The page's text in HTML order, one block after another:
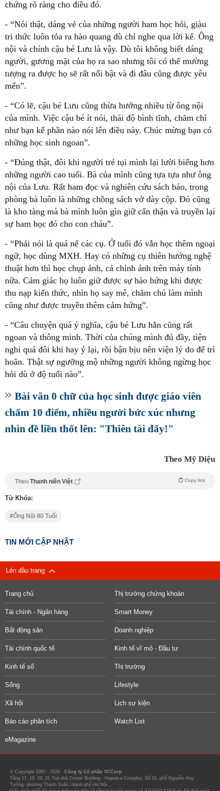
chứng rõ ràng cho điều đó.
- “Nói thật, dáng vẻ của những người ham học hỏi, giàu
tri thức luôn tỏa ra hào quang dù chỉ nghe qua lời kể. Ông
nội và chính cậu bé Lưu là vậy. Dù tôi không biết dáng
người, gương mặt của họ ra sao nhưng tôi có thể mường
tượng ra được họ sẽ rất nổi bật và đi đâu cũng được yêu
mến”.
- “Có lẽ, cậu bé Lưu cũng thừa hưởng nhiều từ ông nội
của mình. Việc cậu bé ít nói, thái độ bình tĩnh, chăm chỉ
như bạn kể phần nào nói lên điều này. Chúc mừng bạn có
những học sinh ngoan”.
- “Đúng thật, đôi khi người trẻ tụi mình lại lười biếng hơn
những người cao tuổi. Bà của mình cũng tựa tựa như ông
nội của Lưu. Rất ham đọc và nghiên cứu sách báo, trong
phòng bà luôn là những chồng sách vở dày cộp. Đó cũng
là kho tàng mà bà mình luôn gìn giữ cẩn thận và truyền lại
sự ham học đó cho con cháu”.
- “Phải nói là quá nể các cụ. Ở tuổi đó vẫn học thêm ngoại
ngữ, học dùng MXH. Hay có những cụ thiên hướng nghệ
thuật hơn thì học chụp ảnh, cả chỉnh ảnh trên máy tính
nữa. Cảm giác họ luôn giữ được sự hào hứng khi được
thu nạp kiến thức, nhìn họ say mê, chăm chú làm mình
cũng như được truyền thêm cảm hứng”.
- “Câu chuyện quá ý nghĩa, cậu bé Lưu hẳn cũng rất
ngoan và thông minh. Thời của chúng mình đủ đầy, tiện
nghi quá đôi khi hay ỷ lại, rồi bận bịu nên viện lý do để trì
hoãn. Thật sự ngưỡng mộ những người không ngừng học
hỏi dù ở độ tuổi nào”.
Bài văn 0 chữ của học sinh được giáo viên
chấm 10 điểm, nhiều người bức xúc nhưng
nhìn đề liền thốt lên: "Thiên tài đấy!"
Theo Mỹ Diệu
Theo Thanh niên Việt Copy link
Từ Khóa:
Ông Nội 80 Tuổi
TIN MỚI CẬP NHẬT
Lên đầu trang
Trang chủ Thị trường chứng khoán
Tài chính - Ngân hàng Smart Money
Bất động sản Doanh nghiệp
Tài chính quốc tế Kinh tế vĩ mô - Đầu tư
Kinh tế số Thị trường
Sống Lifestyle
Xã hội Lịch sự kiện
Báo cáo phân tích Watch List
eMagazine
© Copyright 2007 - 2026 - Công ty Cổ phần VCCorp.
Tầng 17, 19, 20, 21 Toà nhà Center Building - Hapulico Complex, Số 01, phố Nguyễn Huy
Tưởng, phường Thanh Xuân, thành phố Hà Nội